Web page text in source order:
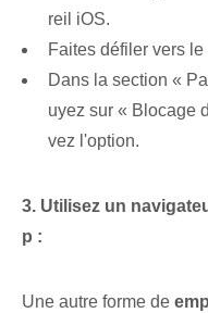
reil iOS.
Faites défiler vers
Dans la section «
uyez sur « Blocage
vez l'option.
3. Utilisez un
p :
Une autre forme de